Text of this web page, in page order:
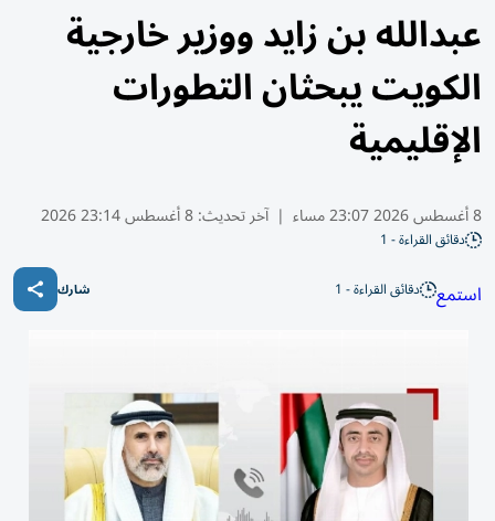
عبدالله بن زايد ووزير خارجية
الكويت يبحثان التطورات
الإقليمية
8 أغسطس 2026 23:07 مساء | آخر تحديث:8 أغسطس 23:14 2026
دقائق القراءة - 1
استمع دقائق القراءة - 1 شارك